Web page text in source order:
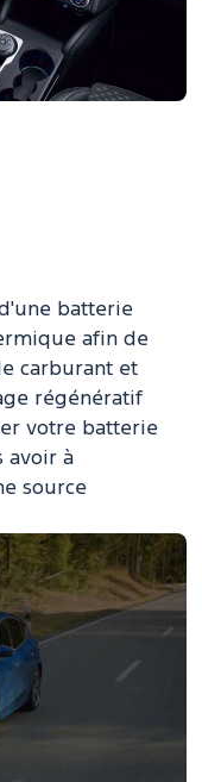
batterie
afin de
carburant et
régénératif
votre batterie
avoir à
source